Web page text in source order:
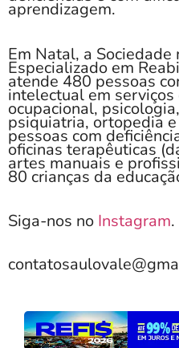
aprendizagem.
Em Natal, a Sociedade
Especializado em
atende 480 pessoas
intelectual em
ocupacional,
psiquiatria, ortopedia
pessoas com
oficinas terapêuticas
artes manuais e
80 crianças da
Siga-nos no Instagram.